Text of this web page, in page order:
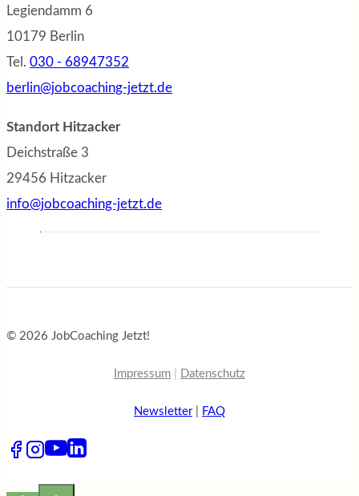
Legiendamm 6
10179 Berlin
Tel. 030 - 68947352
berlin@jobcoaching-jetzt.de
Standort Hitzacker
Deichstraße 3
29456 Hitzacker
info@jobcoaching-jetzt.de
© 2026 JobCoaching Jetzt!
Impressum Datenschutz
Newsletter| FAQ